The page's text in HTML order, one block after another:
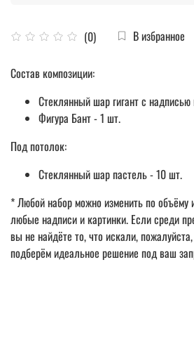
(0) В избранное
Состав композиции:
Стеклянный шар гигант с
Фигура Бант - 1 шт.
Под потолок:
Стеклянный шар пастель - 10 шт.
* Любой набор можно изменить по объёму
любые надписи и картинки. Если среди
вы не найдёте то, что искали,
подберём идеальное решение под ваш